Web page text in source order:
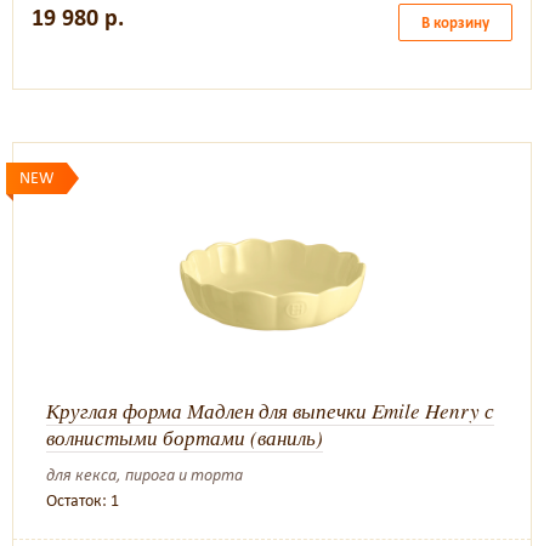
19 980 р. В корзину
NEW
Круглая форма Мадлен для выпечки Emile Henry с
волнистыми бортами (ваниль)
для кекса, пирога и торта
Остаток: 1